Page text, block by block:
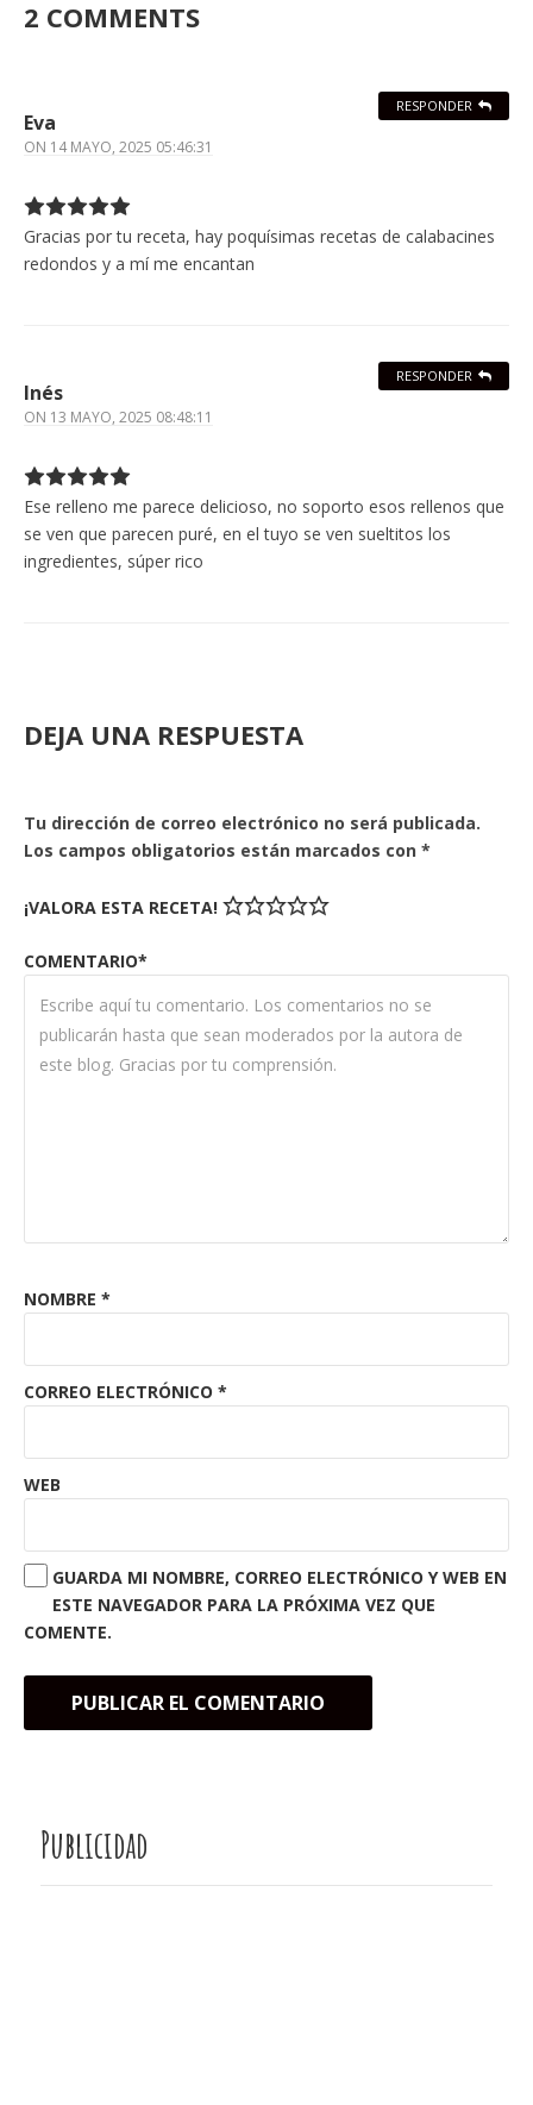
2 COMMENTS
Eva
ON 14 MAYO, 2025 05:46:31
Gracias por tu receta, hay poquísimas recetas de calabacines
redondos y a mí me encantan
RESPONDER
Inés
ON 13 MAYO, 2025 08:48:11
Ese relleno me parece delicioso, no soporto esos rellenos que
se ven que parecen puré, en el tuyo se ven sueltitos los
ingredientes, súper rico
RESPONDER
DEJA UNA RESPUESTA
Tu dirección de correo electrónico no será publicada.
Los campos obligatorios están marcados con *
¡VALORA ESTA RECETA!
COMENTARIO*
NOMBRE *
CORREO ELECTRÓNICO *
WEB
GUARDA MI NOMBRE, CORREO ELECTRÓNICO Y WEB EN
ESTE NAVEGADOR PARA LA PRÓXIMA VEZ QUE
COMENTE.
Publicidad